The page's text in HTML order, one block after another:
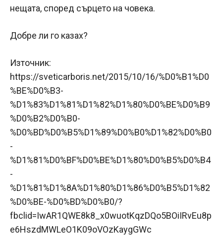
нещата, според сърцето на човека.
Добре ли го казах?
Източник:
https://sveticarboris.net/2015/10/16/%D0%B1%D0
%BE%D0%B3-
%D1%83%D1%81%D1%82%D1%80%D0%BE%D0%B9
%D0%B2%D0%B0-
%D0%BD%D0%B5%D1%89%D0%B0%D1%82%D0%B0
-
%D1%81%D0%BF%D0%BE%D1%80%D0%B5%D0%B4
-
%D1%81%D1%8A%D1%80%D1%86%D0%B5%D1%82
%D0%BE-%D0%BD%D0%B0/?
fbclid=IwAR1QWE8k8_x0wuotKqzDQo5BOiIRvEu8p
e6HszdMWLeO1K09oVOzKaygGWc